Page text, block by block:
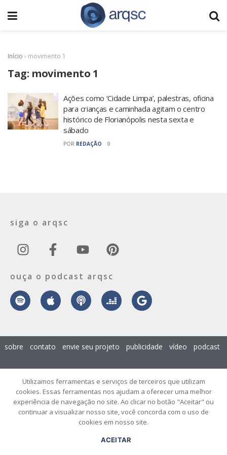
Início › movimento 1
Tag: movimento 1
Ações como ‘Cidade Limpa’, palestras, oficina
para crianças e caminhada agitam o centro
histórico de Florianópolis nesta sexta e
sábado
POR REDAÇÃO 0
siga o arqsc
ouça o podcast arqsc
Santa Catarina – Todos os Direitos Reservados.
sobre contato envie seu projeto publicidade vídeo podcast
Utilizamos ferramentas e serviços de terceiros que utilizam
cookies. Essas ferramentas nos ajudam a oferecer uma melhor
experiência de navegação no site. Ao clicar no botão "Aceitar" ou
continuar a visualizar nosso site, você concorda com o uso de
cookies em nosso site.
ACEITAR